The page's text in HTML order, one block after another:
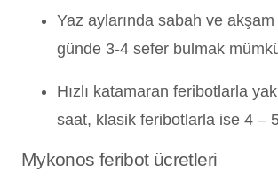
Yaz aylarında sabah ve
günde 3-4 sefer bulmak
Hızlı katamaran feribotlarla
saat, klasik feribotlarla ise 4 –
Mykonos feribot ücretleri